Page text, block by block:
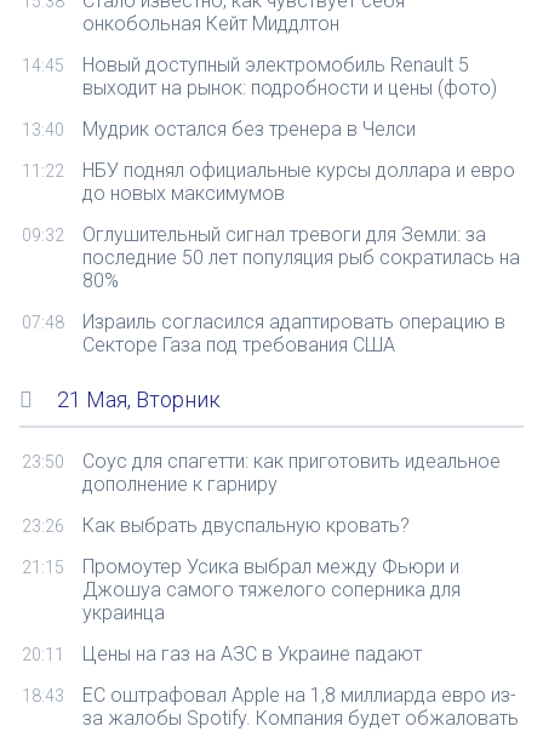
онкобольная Кейт Миддлтон
14:45
Новый доступный электромобиль Renault 5
выходит на рынок: подробности и цены (фото)
13:40 Мудрик остался без тренера в Челси
11:22
НБУ поднял официальные курсы доллара и евро
до новых максимумов
09:32
Оглушительный сигнал тревоги для Земли: за
последние 50 лет популяция рыб сократилась на
80%
07:48
Израиль согласился адаптировать операцию в
Секторе Газа под требования США
21 Мая, Вторник
23:50
Соус для спагетти: как приготовить идеальное
дополнение к гарниру
23:26 Как выбрать двуспальную кровать?
21:15
Промоутер Усика выбрал между Фьюри и
Джошуа самого тяжелого соперника для
украинца
20:11 Цены на газ на АЗС в Украине падают
18:43
ЕС оштрафовал Apple на 1,8 миллиарда евро из-
за жалобы Spotify. Компания будет обжаловать